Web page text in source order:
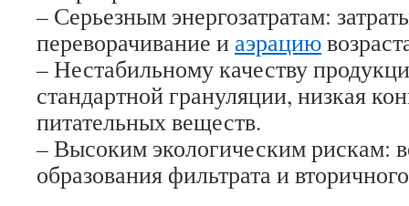
– Серьезным энергозатратам:
переворачивание и аэрацию
– Нестабильному качеству
стандартной грануляции, низкая
питательных веществ.
– Высоким экологическим рискам:
образования фильтрата и